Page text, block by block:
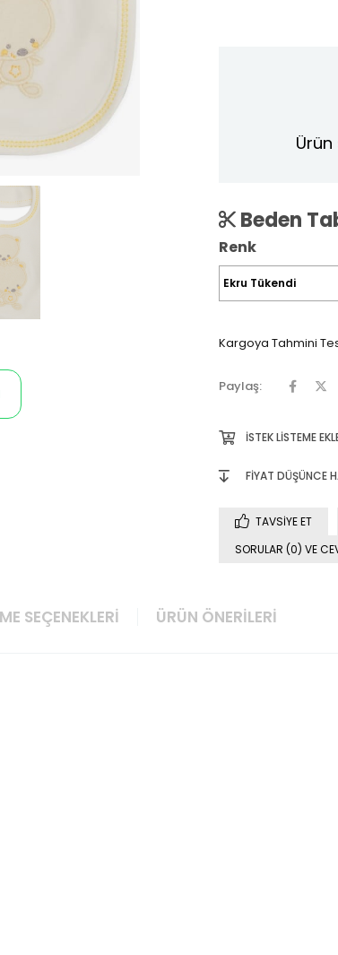
Ürün
Beden
Renk
Kargoya Tahmini
Paylaş:
İSTEK LISTEME
FIYAT DÜŞÜNCE
TAVSIYE ET
SORULAR (0) VE
SEÇENEKLERI ÜRÜN ÖNERILERI